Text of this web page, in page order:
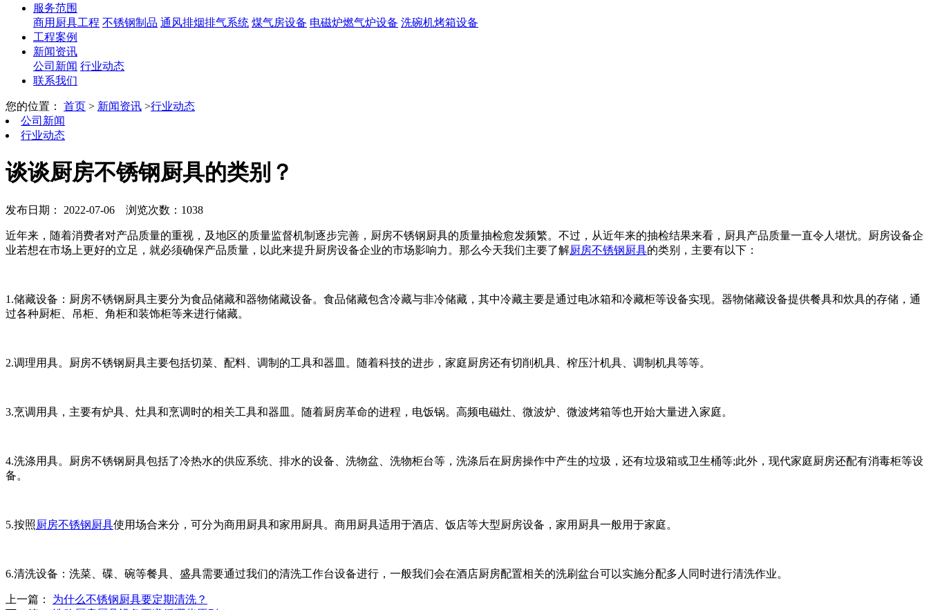
服务范围
商用厨具工程 不锈钢制品 通风排烟排气系统 煤气房设备 电磁炉燃气炉设备 洗碗机烤箱设备
工程案例
新闻资讯
公司新闻 行业动态
联系我们
您的位置： 首页 > 新闻资讯 >行业动态
公司新闻
行业动态
谈谈厨房不锈钢厨具的类别？
发布日期： 2022-07-06 浏览次数：1038
近年来，随着消费者对产品质量的重视，及地区的质量监督机制逐步完善，厨房不锈钢厨具的质量抽检愈发频繁。不过，从近年来的抽检结果来看，厨具产品质量一直令人堪忧。厨房设备企
业若想在市场上更好的立足，就必须确保产品质量，以此来提升厨房设备企业的市场影响力。那么今天我们主要了解厨房不锈钢厨具的类别，主要有以下：
1.储藏设备：厨房不锈钢厨具主要分为食品储藏和器物储藏设备。食品储藏包含冷藏与非冷储藏，其中冷藏主要是通过电冰箱和冷藏柜等设备实现。器物储藏设备提供餐具和炊具的存储，通
过各种厨柜、吊柜、角柜和装饰柜等来进行储藏。
2.调理用具。厨房不锈钢厨具主要包括切菜、配料、调制的工具和器皿。随着科技的进步，家庭厨房还有切削机具、榨压汁机具、调制机具等等。
3.烹调用具，主要有炉具、灶具和烹调时的相关工具和器皿。随着厨房革命的进程，电饭锅。高频电磁灶、微波炉、微波烤箱等也开始大量进入家庭。
4.洗涤用具。厨房不锈钢厨具包括了冷热水的供应系统、排水的设备、洗物盆、洗物柜台等，洗涤后在厨房操作中产生的垃圾，还有垃圾箱或卫生桶等;此外，现代家庭厨房还配有消毒柜等设
备。
5.按照厨房不锈钢厨具使用场合来分，可分为商用厨具和家用厨具。商用厨具适用于酒店、饭店等大型厨房设备，家用厨具一般用于家庭。
6.清洗设备：洗菜、碟、碗等餐具、盛具需要通过我们的清洗工作台设备进行，一般我们会在酒店厨房配置相关的洗刷盆台可以实施分配多人同时进行清洗作业。
上一篇： 为什么不锈钢厨具要定期清洗？